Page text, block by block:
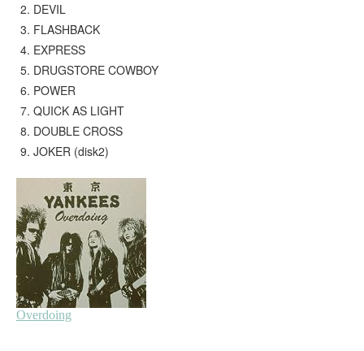
DEVIL
FLASHBACK
EXPRESS
DRUGSTORE COWBOY
POWER
QUICK AS LIGHT
DOUBLE CROSS
JOKER (disk2)